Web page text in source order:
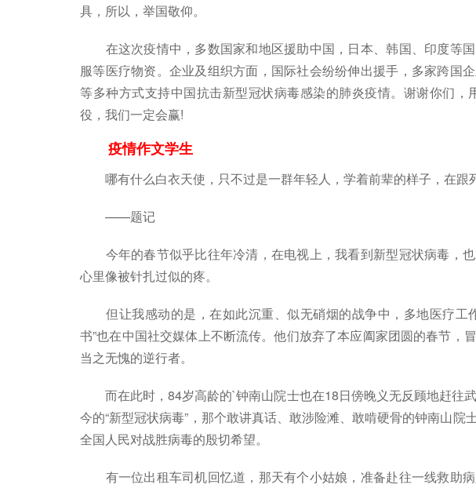
具，所以，举国敬仰。
在这次疫情中，多数国家和地区援助中国，日本、韩国、印度等
服等医疗物资。企业及组织方面，国际社会纷纷伸出援手，多家跨国
等多种方式支持中国抗击新型冠状病毒感染的肺炎疫情。谢谢你们
役，我们一定会赢!
疫情作文学生
哪有什么白衣天使，只不过是一群年轻人，学着前辈的样子，在跟
——题记
今年的春节似乎比往年冷清，在电视上，我看到新型冠状病毒，也
心里像被针扎过似的疼。
但让我感动的是，在如此沉重、似无硝烟的战争中，多地医疗工
书”也在中国社交媒体上不断流传。他们放弃了本应阖家团圆的春节，
当之无愧的逆行者。
而在此时，84岁高龄的`钟南山院士也在18日傍晚义无反顾地赶往
今的“新型冠状病毒”，那个敢讲真话、敢涉险滩、敢啃硬骨的钟南山院
全国人民对战胜病毒的殷切希望。
有一位出租车司机回忆道，那天有个小姑娘，准备赴往一线救助